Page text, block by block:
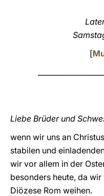
[
Liebe Brüder und
wenn wir uns an
stabilen und
wir vor allem in der
besonders heute, da
Diözese Rom weihen.